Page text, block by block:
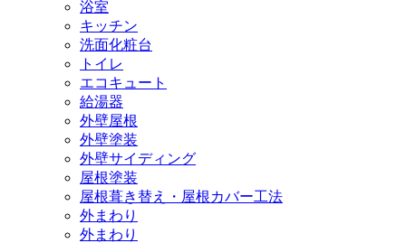
浴室
キッチン
洗面化粧台
トイレ
エコキュート
給湯器
外壁屋根
外壁塗装
外壁サイディング
屋根塗装
屋根葺き替え・屋根カバー工法
外まわり
外まわり